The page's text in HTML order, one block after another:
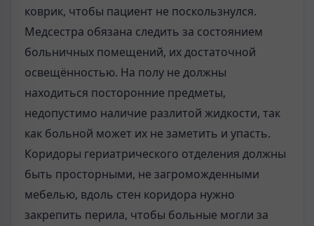
коврик, чтобы пациент не поскользнулся.
Медсестра обязана следить за состоянием
больничных помещений, их достаточной
освещённостью. На полу не должны
находиться посторонние предметы,
недопустимо наличие разлитой жидкости, так
как больной может их не заметить и упасть.
Коридоры гериатрического отделения должны
быть просторными, не загроможденными
мебелью, вдоль стен коридора нужно
закрепить перила, чтобы больные могли за